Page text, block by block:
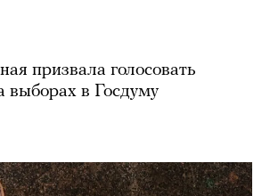
призвала голосовать
выборах в Госдуму